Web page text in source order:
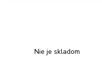
Nie je skladom